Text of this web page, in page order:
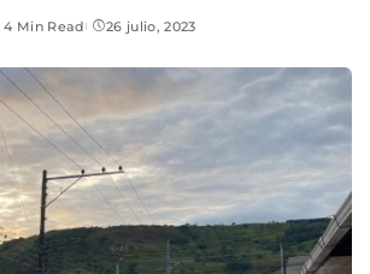
4 Min Read 26 julio, 2023